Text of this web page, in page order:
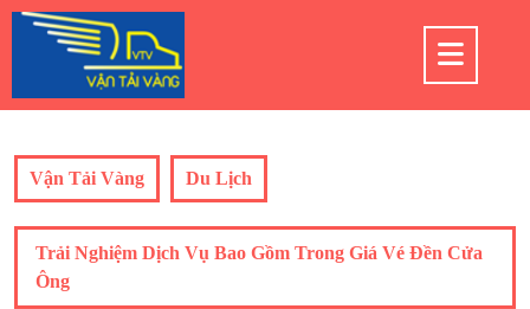
Skip
Vận Tải Vàng Du Lịch
Trải Nghiệm Dịch Vụ Bao Gồm Trong Giá Vé Đền Cửa
Ông